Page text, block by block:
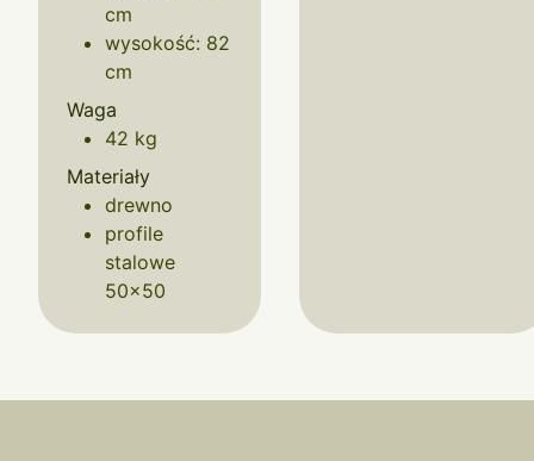
cm
wysokość: 82
cm
Waga
42 kg
Materiały
drewno
profile
stalowe
50x50